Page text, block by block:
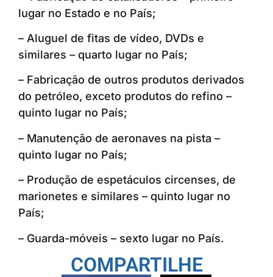
lugar no Estado e no País;
– Aluguel de fitas de vídeo, DVDs e
similares – quarto lugar no País;
– Fabricação de outros produtos derivados
do petróleo, exceto produtos do refino –
quinto lugar no País;
– Manutenção de aeronaves na pista –
quinto lugar no País;
– Produção de espetáculos circenses, de
marionetes e similares – quinto lugar no
País;
– Guarda-móveis – sexto lugar no País.
COMPARTILHE